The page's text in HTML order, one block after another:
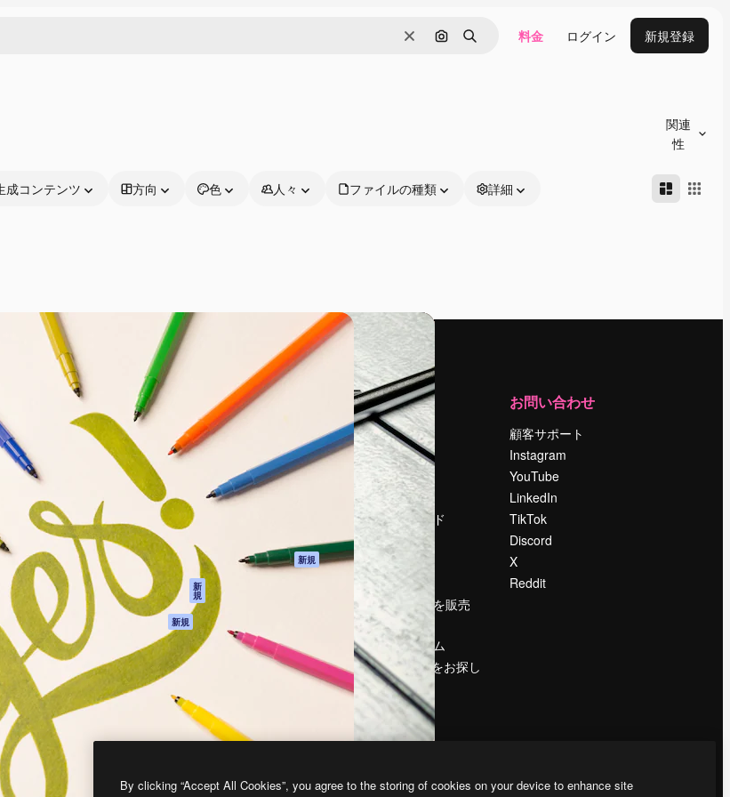
消去 画像で検索
検索 料金 ログイン 新規登録
関連
性
成コンテンツ 方向 色 人々 ファイルの種類 詳細
導くためのプラ
企業、代理
上が利用して
Spaces
AI アシスタント
AI 画像生成ツール
AI 動画生成ツール
AI 音声合成ツール
ストックコンテン
ツ
Claude/ChatGPT
向けMCP
新
規
エージェント 新規
モバイルアプリ
すべてのMagnificツ
ール
はじめに
ドキュメント
サポート
利用規約
オリジナル 新規
法人向け
運営
料金
会社概要
Reviews
採用情報
検索トレンド
ブログ
イベント
Slidesgo
コンテンツを販売
する
プレスルーム
magnific.aiをお探し
ですか？
お問い合わせ
顧客サポート
Instagram
YouTube
LinkedIn
TikTok
Discord
X
Reddit
S.L.U.
By clicking “Accept All Cookies”, you agree to the storing of cookies on your device to enhance site